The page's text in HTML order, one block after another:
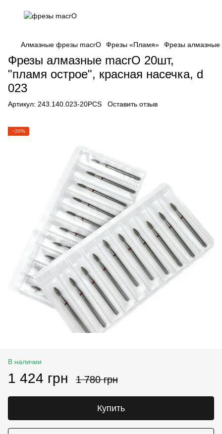
Алмазные фрезы macrO Фрезы «Пламя» Фрезы алмазные
Фрезы алмазные macrO 20шт,
"пламя острое", красная насечка, d
023
Артикул: 243.140.023-20PCS Оставить отзыв
−20%
В наличии
1 424 грн 1 780 грн
Купить